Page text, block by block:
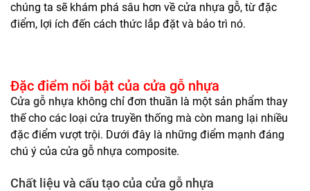
chúng ta sẽ khám phá sâu hơn về cửa nhựa gỗ, từ đặc
điểm, lợi ích đến cách thức lắp đặt và bảo trì nó.
Đặc điểm nổi bật của cửa gỗ nhựa
Cửa gỗ nhựa không chỉ đơn thuần là một sản phẩm thay
thế cho các loại cửa truyền thống mà còn mang lại nhiều
đặc điểm vượt trội. Dưới đây là những điểm mạnh đáng
chú ý của cửa gỗ nhựa composite.
Chất liệu và cấu tạo của cửa gỗ nhựa